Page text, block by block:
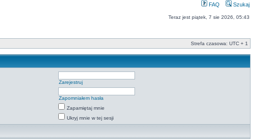
FAQ Szukaj
Teraz jest piątek, 7 sie 2026, 05:43
Strefa czasowa: UTC + 1
Zarejestruj
Zapomniałem hasła
Zapamiętaj mnie
Ukryj mnie w tej sesji